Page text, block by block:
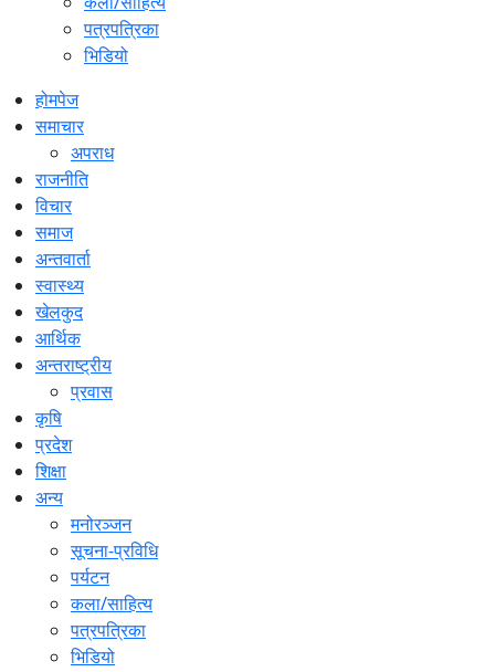
पत्रपत्रिका
भिडियो
होमपेज
समाचार
अपराध
राजनीति
विचार
समाज
अन्तवार्ता
स्वास्थ्य
खेलकुद
आर्थिक
अन्तराष्ट्रीय
प्रवास
कृषि
प्रदेश
शिक्षा
अन्य
मनोरञ्जन
सूचना-प्रविधि
पर्यटन
कला/साहित्य
पत्रपत्रिका
भिडियो